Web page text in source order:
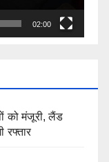
02:00
को मंजूरी, लैंड
रफ्तार